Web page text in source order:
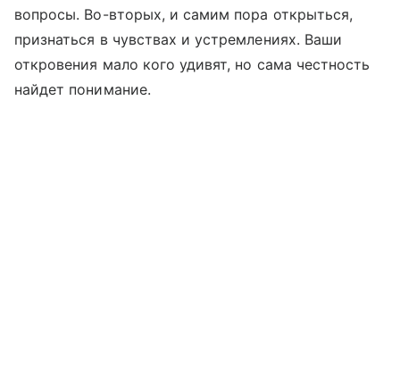
вопросы. Во-вторых, и самим пора открыться,
признаться в чувствах и устремлениях. Ваши
откровения мало кого удивят, но сама честность
найдет понимание.